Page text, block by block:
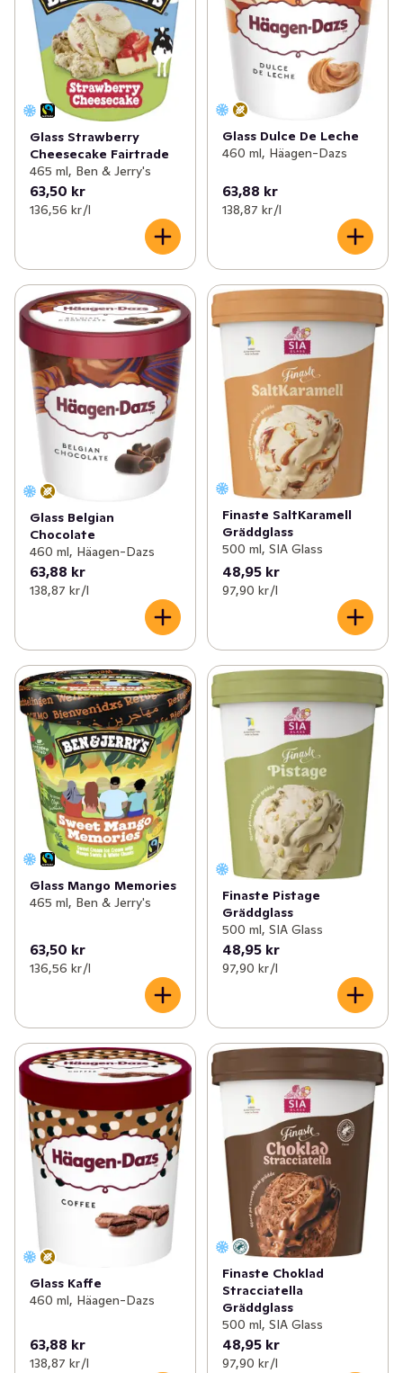
Glass Strawberry
Cheesecake Fairtrade
465 ml, Ben & Jerry's
63,50 kr
136,56 kr /l
Glass Dulce De Leche
460 ml, Häagen-Dazs
63,88 kr
138,87 kr /l
Glass Belgian
Chocolate
460 ml, Häagen-Dazs
63,88 kr
138,87 kr /l
Finaste SaltKaramell
Gräddglass
500 ml, SIA Glass
48,95 kr
97,90 kr /l
Glass Mango Memories
465 ml, Ben & Jerry's
63,50 kr
136,56 kr /l
Finaste Pistage
Gräddglass
500 ml, SIA Glass
48,95 kr
97,90 kr /l
Glass Kaffe
460 ml, Häagen-Dazs
63,88 kr
138,87 kr /l
Finaste Choklad
Stracciatella
Gräddglass
500 ml, SIA Glass
48,95 kr
97,90 kr /l